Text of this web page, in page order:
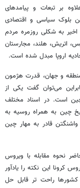
بر تبعات و پیامدهای
بلوک سیاسی و اقتصادی
به شکلی روزمره مردم
اتریش، هلند، مجارستان
اروپا مبدل شده است.
و جهان، قدرت هژمون
می‌توان گفت یکی از
است. در اسناد مختلف
چین به همراه روسیه به
قادر به مهار چین
نحوه مقابله با ویروس
کرونا این نکته را یادآور
راحت تر قابل حل